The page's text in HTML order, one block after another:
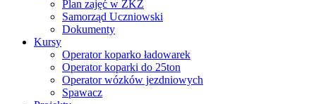
Plan zajęć w ZKZ
Samorząd Uczniowski
Dokumenty
Kursy
Operator koparko ładowarek
Operator koparki do 25ton
Operator wózków jezdniowych
Spawacz